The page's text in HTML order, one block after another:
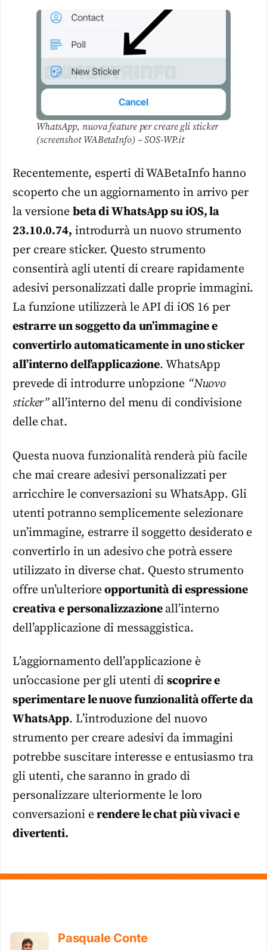
WhatsApp, nuova feature per creare gli sticker
(screenshot WABetaInfo) – SOS-WP.it
Recentemente, esperti di WABetaInfo hanno
scoperto che un aggiornamento in arrivo per
la versione beta di WhatsApp su iOS, la
23.10.0.74, introdurrà un nuovo strumento
per creare sticker. Questo strumento
consentirà agli utenti di creare rapidamente
adesivi personalizzati dalle proprie immagini.
La funzione utilizzerà le API di iOS 16 per
estrarre un soggetto da un’immaginee
convertirlo automaticamente in uno sticker
all’interno dell’applicazione. WhatsApp
prevede di introdurre un’opzione “Nuovo
sticker” all’interno del menu di condivisione
delle chat.
Questa nuova funzionalità renderà più facile
che mai creare adesivi personalizzatiper
arricchire le conversazioni su WhatsApp. Gli
utenti potranno semplicemente selezionare
un’immagine, estrarre il soggetto desiderato e
convertirlo in un adesivo che potrà essere
utilizzato in diverse chat. Questo strumento
offre un’ulterioreopportunità di espressione
creativa e personalizzazione all’interno
dell’applicazione di messaggistica.
L’aggiornamento dell’applicazione è
un’occasione per gli utenti di scoprire e
sperimentare le nuove funzionalità offerte da
WhatsApp. L’introduzione del nuovo
strumento per creare adesivi da immagini
potrebbe suscitare interesse e entusiasmo tra
gli utenti, che saranno in grado di
personalizzare ulteriormente le loro
conversazioni erendere le chat più vivaci e
divertenti.
Pasquale Conte